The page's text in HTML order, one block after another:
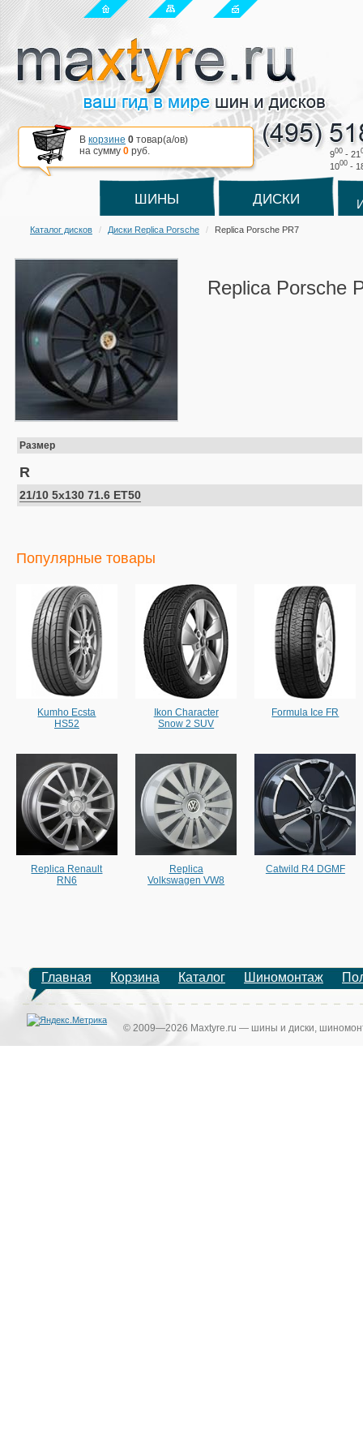
900 - 21
1000 -
В корзине 0 товар(a/ов)
на сумму 0 руб.
ШИНЫ ДИСКИ
Каталог дисков Диски Replica Porsche Replica Porsche PR7
Replica Porsche
Размер
R
21/10 5x130 71.6 ET50
Популярные товары
Kumho Ecsta
HS52
Ikon Character
Snow 2 SUV
Formula Ice FR
Replica Renault
RN6
Replica
Volkswagen VW8
Catwild R4 DGMF
Главная Корзина Каталог Шиномонтаж
© 2009—2026 Maxtyre.ru — шины и диски,